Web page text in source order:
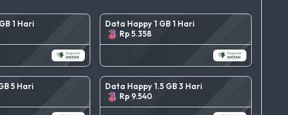
1 Hari
Data Happy 1 GB 1 Hari
Rp 5.358
5 Hari
Data Happy 1.5 GB 3 Hari
Rp 9.540